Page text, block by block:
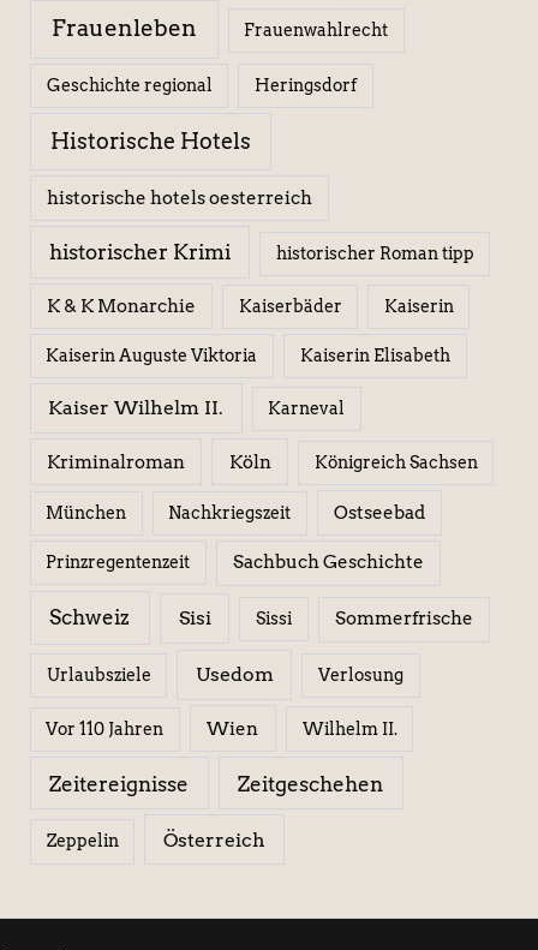
Frauenleben Frauenwahlrecht
Geschichte regional Heringsdorf
Historische Hotels
historische hotels oesterreich
historischer Krimi historischer Roman tipp
K & K Monarchie Kaiserbäder Kaiserin
Kaiserin Auguste Viktoria Kaiserin Elisabeth
Kaiser Wilhelm II. Karneval
Kriminalroman Köln Königreich Sachsen
München Nachkriegszeit Ostseebad
Prinzregentenzeit Sachbuch Geschichte
Schweiz Sisi Sissi Sommerfrische
Urlaubsziele Usedom Verlosung
Vor 110 Jahren Wien Wilhelm II.
Zeitereignisse Zeitgeschehen
Zeppelin Österreich